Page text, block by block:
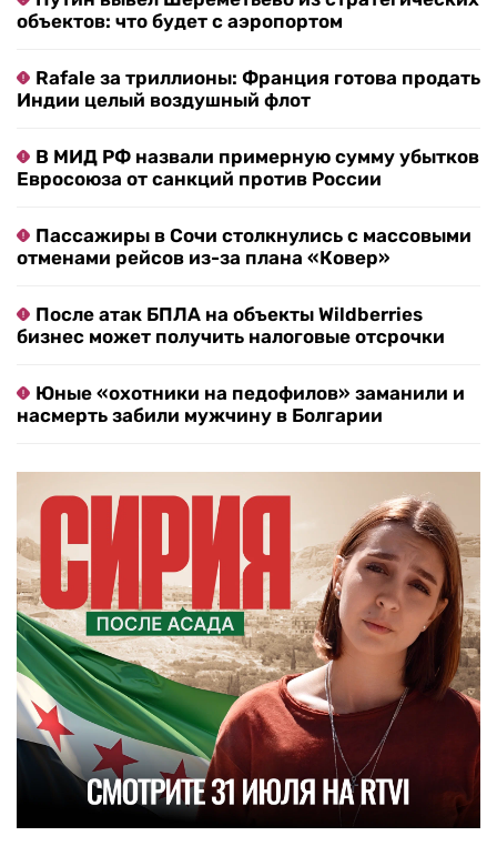
объектов: что будет с аэропортом
Rafale за триллионы: Франция готова продать
Индии целый воздушный флот
В МИД РФ назвали примерную сумму убытков
Евросоюза от санкций против России
Пассажиры в Сочи столкнулись с массовыми
отменами рейсов из-за плана «Ковер»
После атак БПЛА на объекты Wildberries
бизнес может получить налоговые отсрочки
Юные «охотники на педофилов» заманили и
насмерть забили мужчину в Болгарии